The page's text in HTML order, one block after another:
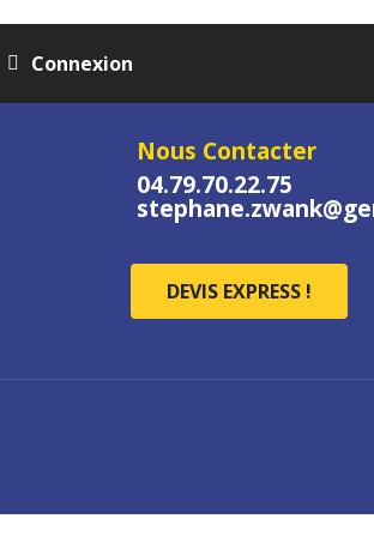
Connexion
Nous Contacter
04.79.70.22.75
DEVIS EXPRESS !